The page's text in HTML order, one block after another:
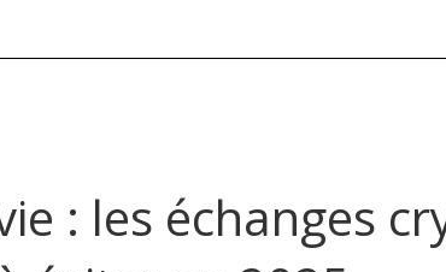
: les échanges